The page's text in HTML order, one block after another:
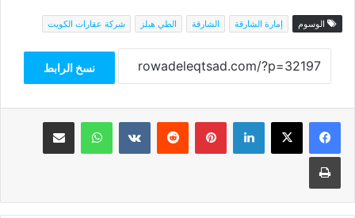
الوسوم إمارة الشارقة الشارقة الطي هيلز شركة عقارات الكويت
نسخ الرابط
فيسبوك‫X لينكدإن بينتيريست واتساب مشاركة عبر البريد
طباعة